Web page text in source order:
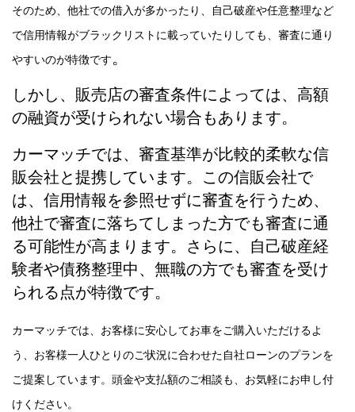
そのため、他社での借入が多かったり、自己破産や任意整理など
で信用情報がブラックリストに載っていたりしても、審査に通り
やすいのが特徴です。
しかし、販売店の審査条件によっては、高額
の融資が受けられない場合もあります。
カーマッチでは、審査基準が比較的柔軟な信
販会社と提携しています。この信販会社で
は、信用情報を参照せずに審査を行うため、
他社で審査に落ちてしまった方でも審査に通
る可能性が高まります。さらに、自己破産経
験者や債務整理中、無職の方でも審査を受け
られる点が特徴です。
カーマッチでは、お客様に安心してお車をご購入いただけるよ
う、お客様一人ひとりのご状況に合わせた自社ローンのプランを
ご提案しています。頭金や支払額のご相談も、お気軽にお申し付
けください。